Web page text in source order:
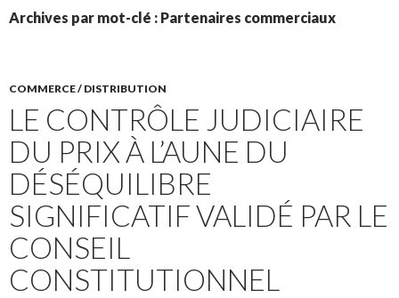
Archives par mot-clé : Partenaires commerciaux
COMMERCE / DISTRIBUTION
LE CONTRÔLE JUDICIAIRE
DU PRIX À L’AUNE DU
DÉSÉQUILIBRE
SIGNIFICATIF VALIDÉ PAR LE
CONSEIL
CONSTITUTIONNEL